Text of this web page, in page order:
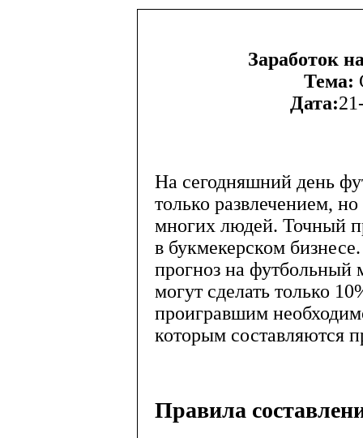
Заработок
Тема:
Дата:
На сегодняшний день
только развлечением,
многих людей. Точный
в букмекерском
прогноз на футбольный
могут сделать только
проигравшим
которым составляются
Правила